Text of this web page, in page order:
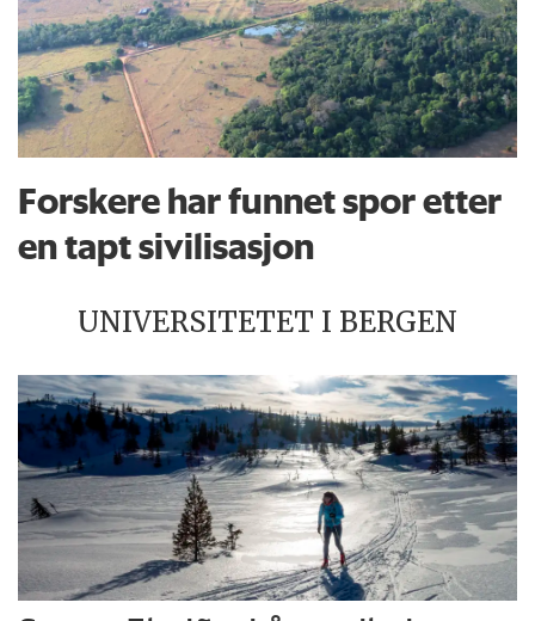
Forskere har funnet spor etter
en tapt sivilisasjon
UNIVERSITETET I BERGEN